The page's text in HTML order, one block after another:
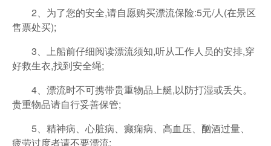
2、为了您的安全,请自愿购买漂流保险:5元/人(在景区
售票处买);
3、上船前仔细阅读漂流须知,听从工作人员的安排,穿
好救生衣,找到安全绳;
4、漂流时不可携带贵重物品上艇,以防打湿或丢失。
贵重物品请自行妥善保管;
5、精神病、心脏病、癫痫病、高血压、酗酒过量、
疲劳过度者请不要漂流;